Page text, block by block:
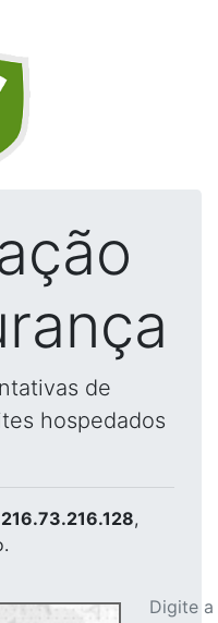
de
hospedados
216.73.216.128,
Digite